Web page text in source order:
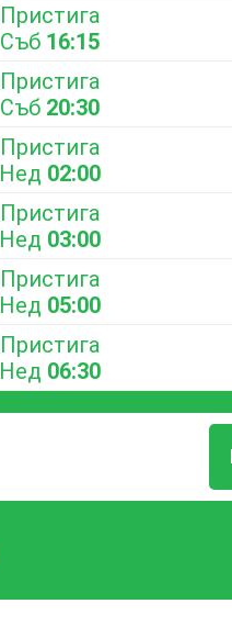
Пристига
Съб 16:15
Пристига
Съб 20:30
Пристига
Нед 02:00
Пристига
Нед 03:00
Пристига
Нед 05:00
Пристига
Нед 06:30